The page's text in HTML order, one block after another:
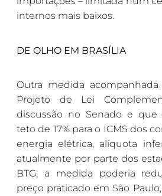
internos mais baixos.
DE OLHO EM BRASÍLIA
Outra medida
Projeto de Lei
discussão no Senado e
teto de 17% para o ICMS dos
energia elétrica, alíquota
atualmente por parte dos
BTG, a medida poderia
preço praticado em São